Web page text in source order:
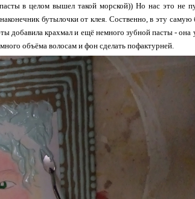
в целом вышел такой морской)) Но нас это не
бутылочки от клея. Соственно, в эту
добавила крахмал и ещё немного зубной пасты - она
объёма волосам и фон сделать пофактурней.